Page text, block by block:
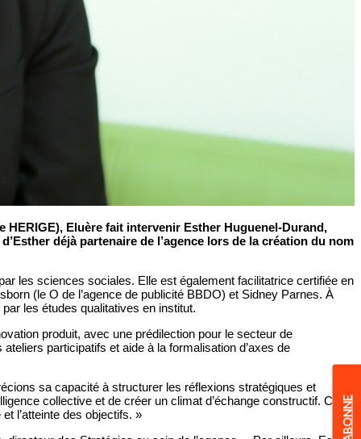
Eluère fait intervenir Esther Huguenel-Durand,
déjà partenaire de l’agence lors de la création du nom
les sciences sociales. Elle est également facilitatrice certifiée en
(le O de l’agence de publicité BBDO) et Sidney Parnes. À
les études qualitatives en institut.
produit, avec une prédilection pour le secteur de
participatifs et aide à la formalisation d’axes de
sa capacité à structurer les réflexions stratégiques et
collective et de créer un climat d’échange constructif. Ces
l’atteinte des objectifs. »